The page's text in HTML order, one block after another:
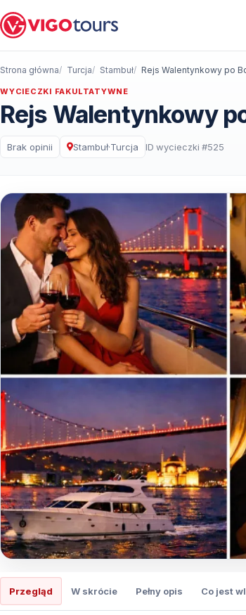
Strona główna Turcja Stambuł
WYCIECZKI FAKULTATYWNE
Rejs Walentynkowy
Brak opinii Stambuł·Turcja ID wycieczki #525
Przegląd W skrócie Pełny opis Co jest